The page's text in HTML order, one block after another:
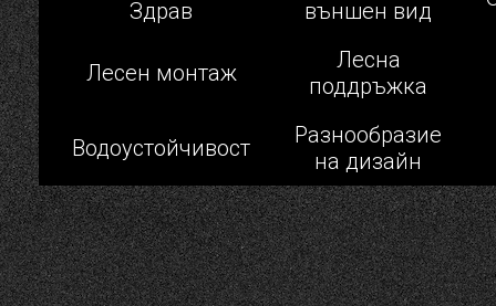
Здрав външен вид
Лесен монтаж
Лесна
поддръжка
Водоустойчивост
Разнообразие
на дизайн